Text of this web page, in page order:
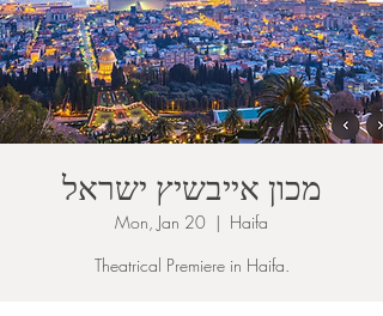
מכון אייבשיץ ישראל
Mon, Jan 20
  |
Haifa
Theatrical Premiere in Haifa.